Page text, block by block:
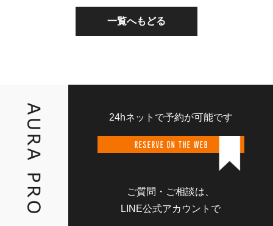
一覧へもどる
24hネットで予約が可能です
RESERVE ON THE WEB
ご質問・ご相談は、
LINE公式アカウントで